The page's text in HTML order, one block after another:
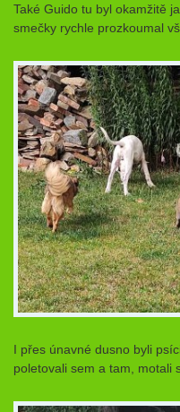
Také Guido tu byl okamžitě
smečky rychle prozkoumal
I přes únavné dusno byli
poletovali sem a tam, motali